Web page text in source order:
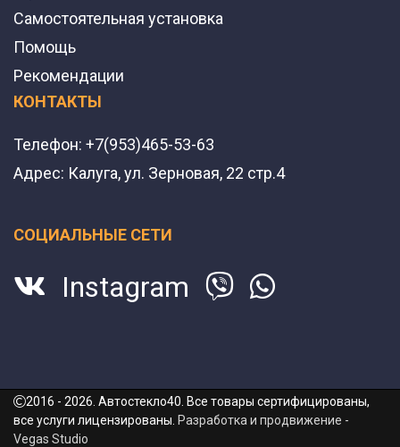
Самостоятельная установка
Помощь
Рекомендации
КОНТАКТЫ
Телефон: +7(953)465-53-63
Адрес: Калуга, ул. Зерновая, 22 стр.4
СОЦИАЛЬНЫЕ СЕТИ
Instagram
2016 - 2026. Автостекло40. Все товары сертифицированы,
все услуги лицензированы. Разработка и продвижение -
Vegas Studio